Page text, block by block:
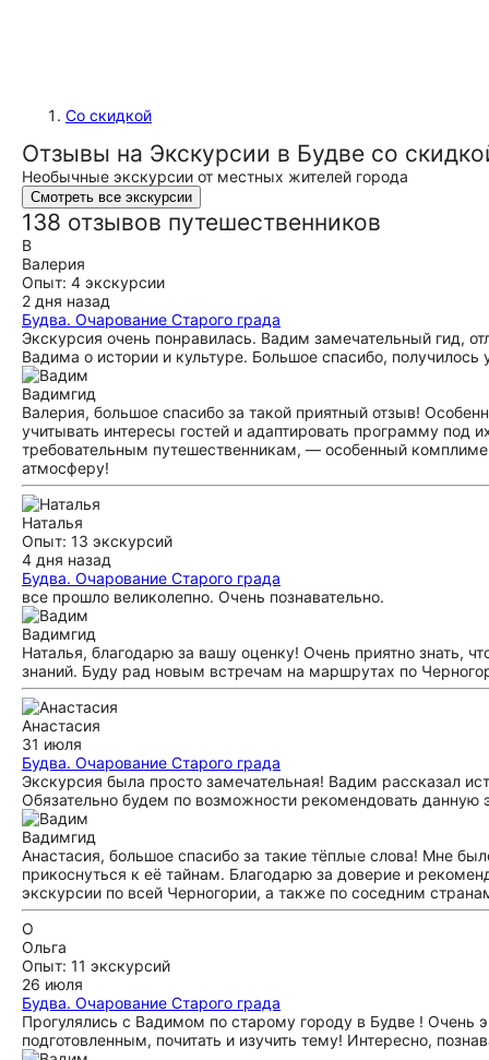
Со скидкой
Отзывы на Экскурсии в Будве со
Необычные экскурсии от местных жителей города
Смотреть все экскурсии
138 отзывов путешественников
В
Валерия
Опыт: 4 экскурсии
2 дня назад
Будва. Очарование Старого града
Экскурсия очень понравилась. Вадим замечательный гид,
Вадима о истории и культуре. Большое спасибо,
Вадимгид
Валерия, большое спасибо за такой приятный отзыв!
учитывать интересы гостей и адаптировать программу
требовательным путешественникам, — особенный
атмосферу!
Наталья
Опыт: 13 экскурсий
4 дня назад
Будва. Очарование Старого града
все прошло великолепно. Очень познавательно.
Вадимгид
Наталья, благодарю за вашу оценку! Очень приятно знать,
знаний. Буду рад новым встречам на маршрутах по
Анастасия
31 июля
Будва. Очарование Старого града
Экскурсия была просто замечательная! Вадим рассказал
Обязательно будем по возможности рекомендовать
Вадимгид
Анастасия, большое спасибо за такие тёплые слова! Мне
прикоснуться к её тайнам. Благодарю за доверие и
экскурсии по всей Черногории, а также по соседним
О
Ольга
Опыт: 11 экскурсий
26 июля
Будва. Очарование Старого града
Прогулялись с Вадимом по старому городу в Будве ! Очень
подготовленным, почитать и изучить тему! Интересно,